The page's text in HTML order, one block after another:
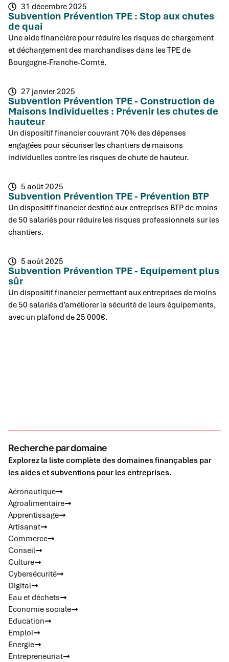
31 décembre 2025
Subvention Prévention TPE : Stop aux chutes
de quai
Une aide financière pour réduire les risques de chargement
et déchargement des marchandises dans les TPE de
Bourgogne-Franche-Comté.
27 janvier 2025
Subvention Prévention TPE - Construction de
Maisons Individuelles : Prévenir les chutes de
hauteur
Un dispositif financier couvrant 70% des dépenses
engagées pour sécuriser les chantiers de maisons
individuelles contre les risques de chute de hauteur.
5 août 2025
Subvention Prévention TPE - Prévention BTP
Un dispositif financier destiné aux entreprises BTP de moins
de 50 salariés pour réduire les risques professionnels sur les
chantiers.
5 août 2025
Subvention Prévention TPE - Equipement plus
sûr
Un dispositif financier permettant aux entreprises de moins
de 50 salariés d’améliorer la sécurité de leurs équipements,
avec un plafond de 25 000€.
Recherche par domaine
Explorez la liste complète des domaines finançables par
les aides et subventions pour les entreprises.
Aéronautique
Agroalimentaire
Apprentissage
Artisanat
Commerce
Conseil
Culture
Cybersécurité
Digital
Eau et déchets
Economie sociale
Education
Emploi
Energie
Entrepreneuriat